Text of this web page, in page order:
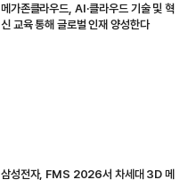
메가존클라우드, AI·클라우드 기술 및 혁
신 교육 통해 글로벌 인재 양성한다
삼성전자, FMS 2026서 차세대 3D 메